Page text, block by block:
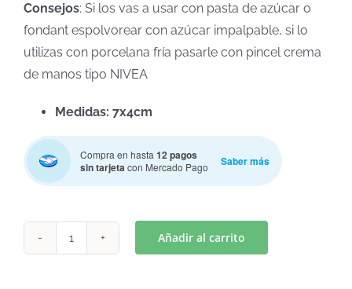
Consejos: Si los vas a usar con pasta de azúcar o
fondant espolvorear con azúcar impalpable, si lo
utilizas con porcelana fría pasarle con pincel crema
de manos tipo NIVEA
Medidas: 7x4cm
Compra en hasta 12 pagos
sin tarjetacon Mercado Pago Saber más
Añadir al carrito